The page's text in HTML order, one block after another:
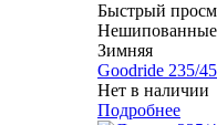
Быстрый
Нешипованные
Зимняя
Goodride 235/
Нет в наличии
Подробнее